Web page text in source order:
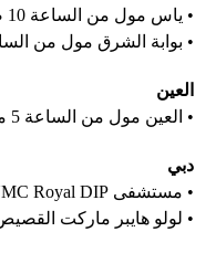
• ياس مول من الساعة 10 صباحاً حتى 10 مساءً
• بوابة الشرق مول من الساعة 1 ظهراً حتى
العين
• العين مول من الساعة 5 مساءً حتى الساعة 9 مساءً
دبي
• مستشفى NMC Royal DIP من الساعة 9 صباحًا حتى 9 مساءً
• لولو هايبر ماركت القصيص من الساعة